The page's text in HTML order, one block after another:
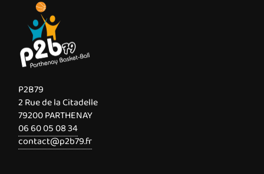
P2B79
2 Rue de la Citadelle
79200 PARTHENAY
06 60 05 08 34
contact@p2b79.fr